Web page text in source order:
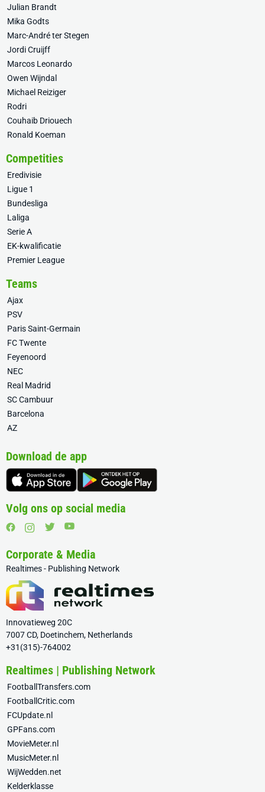
Julian Brandt
Mika Godts
Marc-André ter Stegen
Jordi Cruijff
Marcos Leonardo
Owen Wijndal
Michael Reiziger
Rodri
Couhaib Driouech
Ronald Koeman
Competities
Eredivisie
Ligue 1
Bundesliga
Laliga
Serie A
EK-kwalificatie
Premier League
Teams
Ajax
PSV
Paris Saint-Germain
FC Twente
Feyenoord
NEC
Real Madrid
SC Cambuur
Barcelona
AZ
Download de app
Volg ons op social media
Corporate & Media
Realtimes - Publishing Network
Innovatieweg 20C
7007 CD, Doetinchem, Netherlands
+31(315)-764002
Realtimes | Publishing Network
FootballTransfers.com
FootballCritic.com
FCUpdate.nl
GPFans.com
MovieMeter.nl
MusicMeter.nl
WijWedden.net
Kelderklasse